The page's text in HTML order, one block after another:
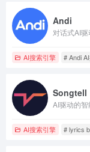
Andi
对话式AI
AI搜索引擎 # Andi
Songtell
AI驱动的智
AI搜索引擎 # lyrics